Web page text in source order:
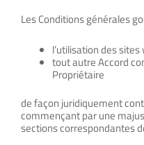
Les Conditions générales
l’utilisation des
tout autre Accord
Propriétaire
de façon juridiquement
commençant par une
sections correspondantes